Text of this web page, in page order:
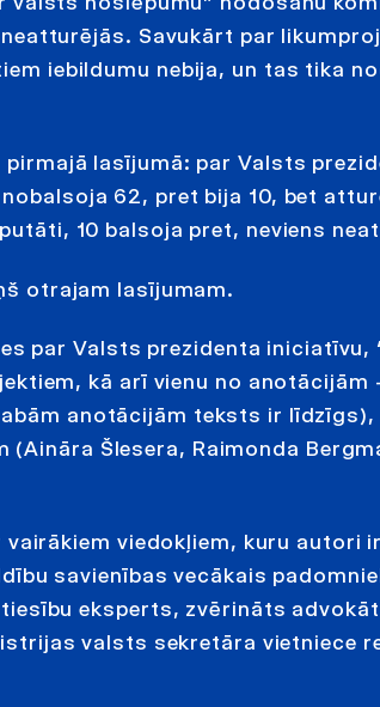
Savukārt par
iebildumu nebija, un tas tika
lasījumā: par Valsts
62, pret bija 10, bet
10 balsoja pret, neviens
otrajam lasījumam.
par Valsts prezidenta iniciatīvu,
kā arī vienu no anotācijām
anotācijām teksts ir līdzīgs),
Šlesera, Raimonda
viedokļiem, kuru autori
savienības vecākais
eksperts, zvērināts
valsts sekretāra vietniece